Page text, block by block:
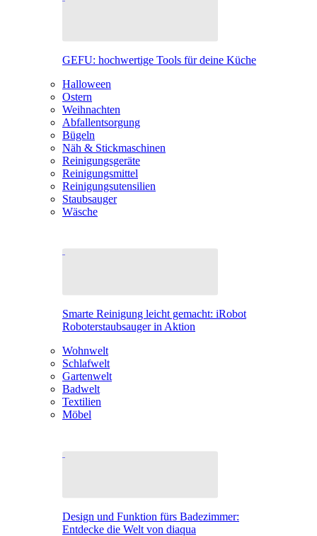
GEFU: hochwertige Tools für deine Küche
Halloween
Ostern
Weihnachten
Abfallentsorgung
Bügeln
Näh & Stickmaschinen
Reinigungsgeräte
Reinigungsmittel
Reinigungsutensilien
Staubsauger
Wäsche
Smarte Reinigung leicht gemacht: iRobot
Roboterstaubsauger in Aktion
Wohnwelt
Schlafwelt
Gartenwelt
Badwelt
Textilien
Möbel
Design und Funktion fürs Badezimmer:
Entdecke die Welt von diaqua